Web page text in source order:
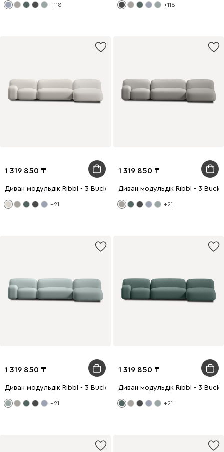
+118 +118
1 319 850
Диван модульдік Ribbl - 3 Bucle White
+21
1 319 850
Диван модульдік Ribbl - 3
+21
1 319 850
Диван модульдік Ribbl - 3 Bucle Mint
+21
1 319 850
Диван модульдік Ribbl - 3
+21